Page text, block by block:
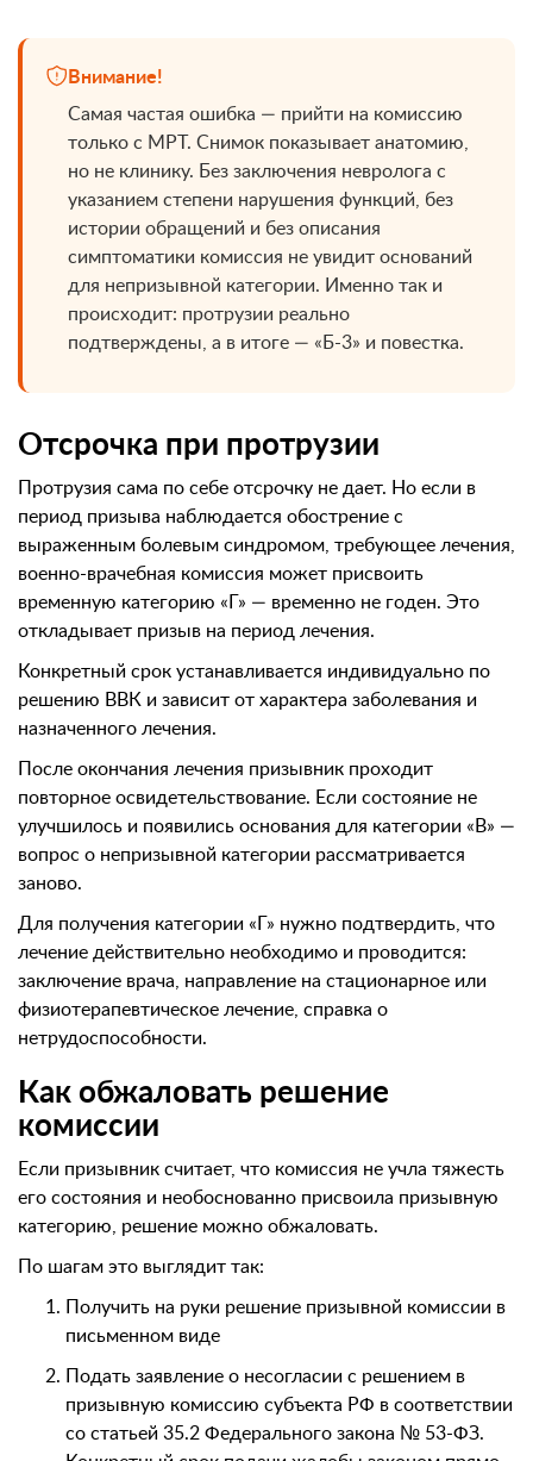
Внимание!
Самая частая ошибка — прийти на комиссию
только с МРТ. Снимок показывает анатомию,
но не клинику. Без заключения невролога с
указанием степени нарушения функций, без
истории обращений и без описания
симптоматики комиссия не увидит оснований
для непризывной категории. Именно так и
происходит: протрузии реально
подтверждены, а в итоге — «Б-3» и повестка.
Отсрочка при протрузии
Протрузия сама по себе отсрочку не дает. Но если в
период призыва наблюдается обострение с
выраженным болевым синдромом, требующее лечения,
военно-врачебная комиссия может присвоить
временную категорию «Г» — временно не годен. Это
откладывает призыв на период лечения.
Конкретный срок устанавливается индивидуально по
решению ВВК и зависит от характера заболевания и
назначенного лечения.
После окончания лечения призывник проходит
повторное освидетельствование. Если состояние не
улучшилось и появились основания для категории «В» —
вопрос о непризывной категории рассматривается
заново.
Для получения категории «Г» нужно подтвердить, что
лечение действительно необходимо и проводится:
заключение врача, направление на стационарное или
физиотерапевтическое лечение, справка о
нетрудоспособности.
Как обжаловать решение
комиссии
Если призывник считает, что комиссия не учла тяжесть
его состояния и необоснованно присвоила призывную
категорию, решение можно обжаловать.
По шагам это выглядит так:
Получить на руки решение призывной комиссии в
письменном виде
Подать заявление о несогласии с решением в
призывную комиссию субъекта РФ в соответствии
со статьей 35.2 Федерального закона № 53-ФЗ.